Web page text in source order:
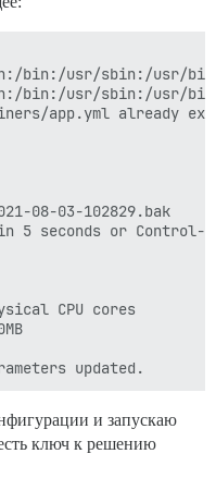
bin:/usr/sbin:/usr/
bin:/usr/sbin:/usr/
app.yml already
08-03-102829.bak
5 seconds or Control-
CPU cores
и запускаю
ключ к решению